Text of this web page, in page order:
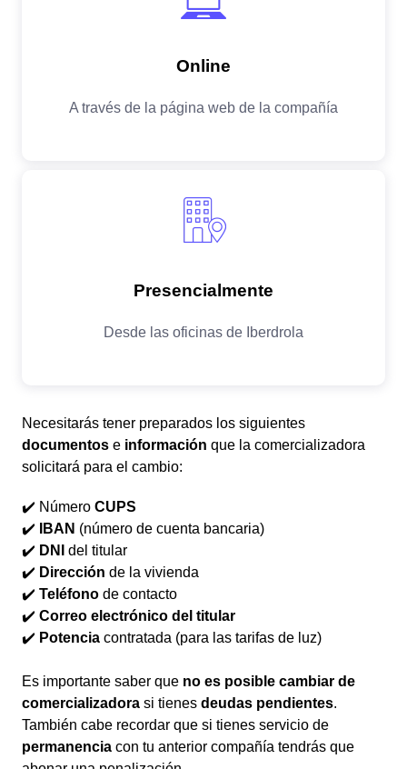
Necesitarás tener preparados los siguientes
documentos e información que la comercializadora
solicitará para el cambio:
✔️ Número CUPS
✔️
IBAN (número de cuenta bancaria)
✔️ DNI
del titular
✔️ Dirección de la vivienda
✔️ Teléfono de contacto
✔️ Correo electrónico del titular
✔️ Potencia contratada (para las tarifas de luz)
Es importante saber que no es posible cambiar de
comercializadora si tienes deudas pendientes.
También cabe recordar que si tienes servicio de
permanencia con tu anterior compañía tendrás que